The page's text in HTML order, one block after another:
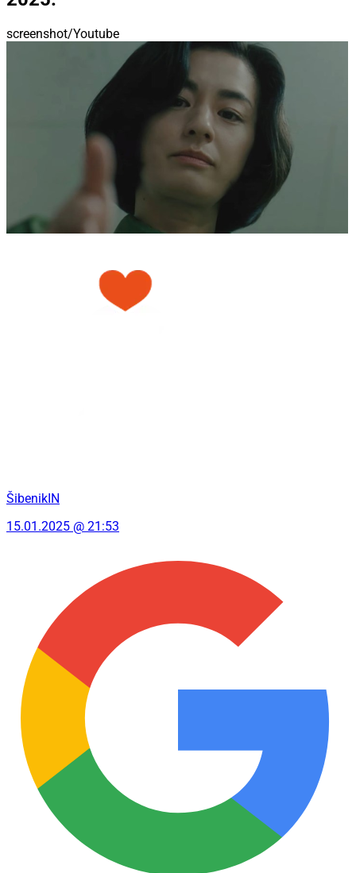
screenshot/Youtube
ŠibenikIN
15.01.2025 @ 21:53